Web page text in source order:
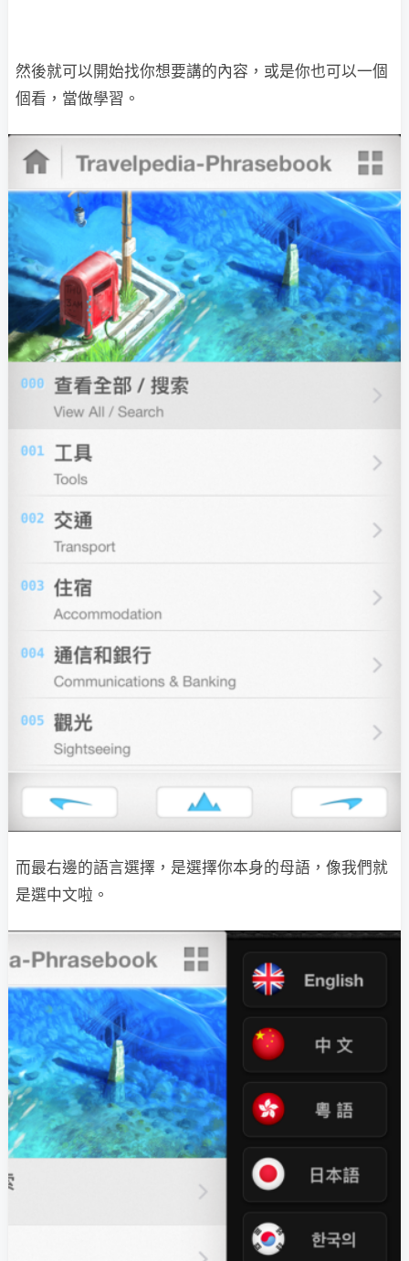
然後就可以開始找你想要講的內容，或是你也可以一個
個看，當做學習。
而最右邊的語言選擇，是選擇你本身的母語，像我們就
是選中文啦。